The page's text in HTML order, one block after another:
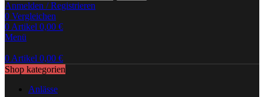
Anmelden / Registrieren
0 Vergleichen
0Artikel 0,00 €
Menü
0Artikel 0,00 €
Shop kategorien
Anlässe